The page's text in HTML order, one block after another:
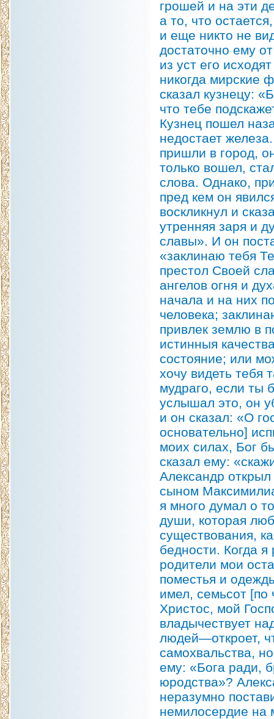
грошей и на эти
а то, что
и еще никто не
достаточно ему
из уст его
никогда мирские
сказал кузнецу:
что тебе
Кузнец пошел
недостает
пришли в город,
только вошел,
слова. Однако,
пред кем он
воскликнул и
утренняя заря и
славы». И он
«заклинаю тебя
престол Своей
ангелов огня и
начала и на них
человека;
привлек землю в
истинныя
состояние; или
хочу видеть тебя
мудраго, если ты
услышал это, он
и он сказал: «О
основательно]
моих силах, Бог
сказал ему:
Александр
сыном
я много думал о
души, которая
существования,
бедности. Когда я
родители мои
поместья и
имел, семьсот [по
Христос, мой
владычествует
людей—откроет,
самохвальства,
ему: «Бога ради,
юродства»?
неразумно
немилосердие на